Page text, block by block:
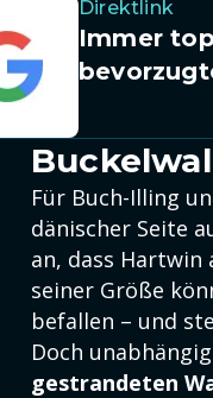
Direktlink
Immer
Für Buch-Illing
dänischer Seite
an, dass Hartwin
seiner Größe
befallen – und
Doch
gestrandeten